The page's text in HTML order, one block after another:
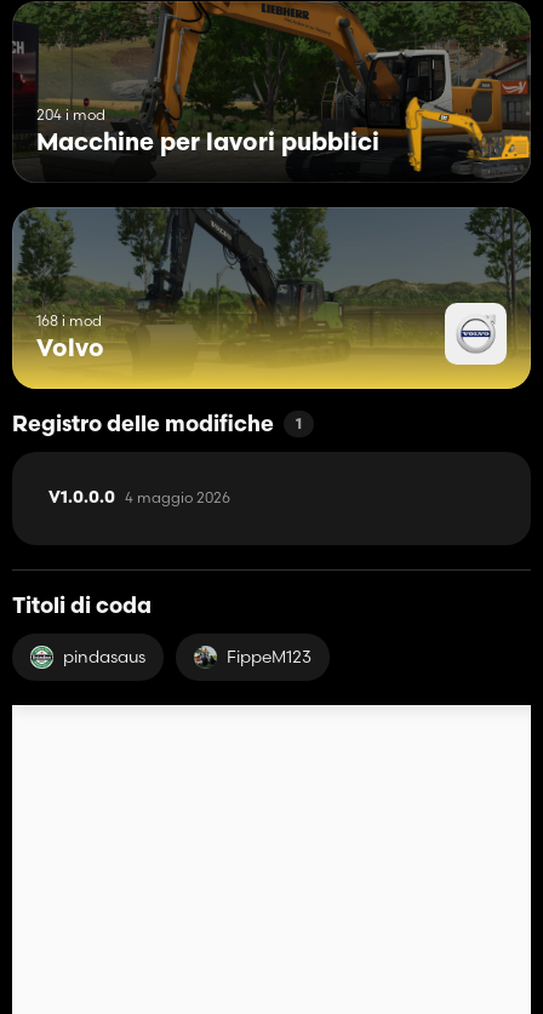
204 i mod
Macchine per lavori pubblici
168 i mod
Volvo
Registro delle modifiche 1
V1.0.0.0 4 maggio 2026
Titoli di coda
pindasaus FippeM123